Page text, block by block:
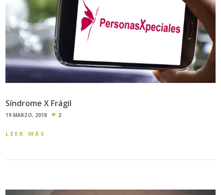
Síndrome X Frágil
19 MARZO, 2018 2
LEER MÁS